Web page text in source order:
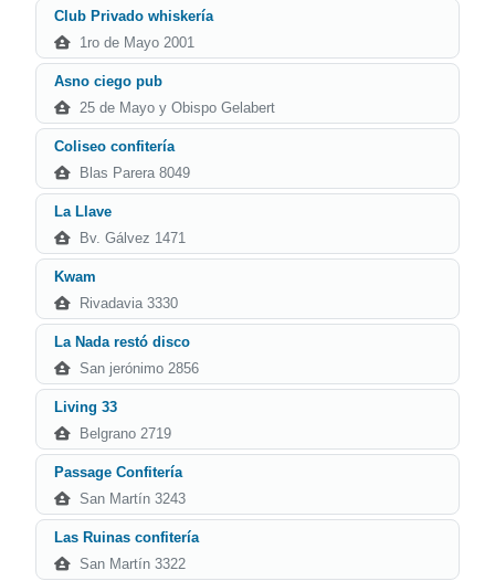
Club Privado whiskería
1ro de Mayo 2001
Asno ciego pub
25 de Mayo y Obispo Gelabert
Coliseo confitería
Blas Parera 8049
La Llave
Bv. Gálvez 1471
Kwam
Rivadavia 3330
La Nada restó disco
San jerónimo 2856
Living 33
Belgrano 2719
Passage Confitería
San Martín 3243
Las Ruinas confitería
San Martín 3322